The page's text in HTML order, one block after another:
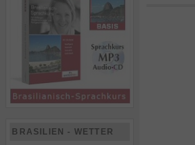
BRASILIEN - WETTER